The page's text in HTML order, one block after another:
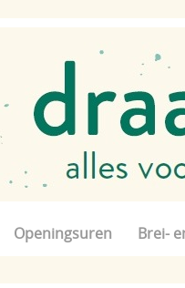
Openingsuren Brei-